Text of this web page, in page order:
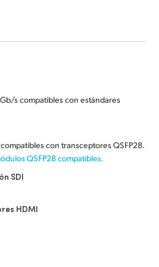
s compatibles con estándares
con transceptores QSFP28.
QSFP28 compatibles.
SDI
HDMI